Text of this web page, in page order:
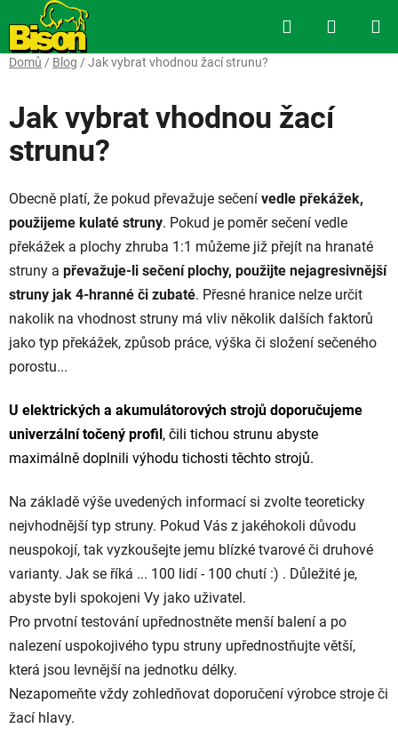
na
obsah
Hledat
KOŠÍK
Domů / Blog / Jak vybrat vhodnou žací strunu?
Jak vybrat vhodnou žací
strunu?
Obecně platí, že pokud převažuje sečení vedle překážek,
použijeme kulaté struny. Pokud je poměr sečení vedle
překážek a plochy zhruba 1:1 můžeme již přejít na hranaté
struny a převažuje-li sečení plochy, použijte nejagresivnější
struny jak 4-hranné či zubaté. Přesné hranice nelze určit
nakolik na vhodnost struny má vliv několik dalších faktorů
jako typ překážek, způsob práce, výška či složení sečeného
porostu...
U elektrických a akumulátorových strojů doporučujeme
univerzální točený profil , čili tichou strunu abyste
maximálně doplnili výhodu tichosti těchto strojů.
Na základě výše uvedených informací si zvolte teoreticky
nejvhodnější typ struny. Pokud Vás z jakéhokoli důvodu
neuspokojí, tak vyzkoušejte jemu blízké tvarové či druhové
varianty. Jak se říká ... 100 lidí - 100 chutí :) . Důležité je,
abyste byli spokojeni Vy jako uživatel.
Pro prvotní testování upřednostněte menší balení a po
nalezení uspokojivého typu struny upřednostňujte větší,
která jsou levnější na jednotku délky.
Nezapomeňte vždy zohledňovat doporučení výrobce stroje či
žací hlavy.